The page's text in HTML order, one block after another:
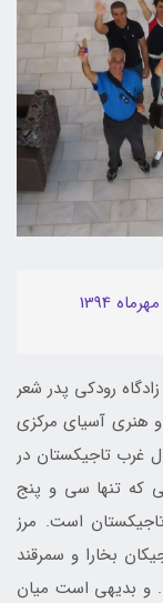
1394
رودکی پدر شعر
و هنری آسیای مرکزی
غرب تاجیکستان در
که تنها سی و پنج
تاجیکستان است. مرز
بخارا و سمرقند
و بدیهی است میان